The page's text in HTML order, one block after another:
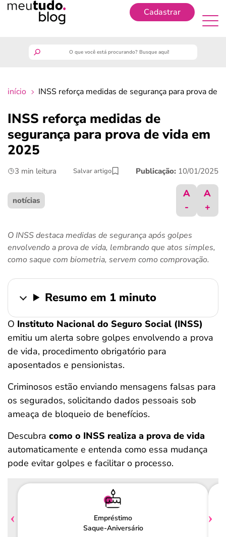
Cadastrar
finanças
benefícios
últimas notícias
ferramentas
início INSS reforça medidas de segurança para prova de
INSS reforça medidas de
segurança para prova de vida em
2025
3 min leitura Salvar artigo Publicação: 10/01/2025
notícias
A
-
A
+
O INSS destaca medidas de segurança após golpes
envolvendo a prova de vida, lembrando que atos simples,
como saque com biometria, servem como comprovação.
Resumo em 1 minuto
O Instituto Nacional do Seguro Social (INSS)
emitiu um alerta sobre golpes envolvendo a prova
de vida, procedimento obrigatório para
aposentados e pensionistas.
Criminosos estão enviando mensagens falsas para
os segurados, solicitando dados pessoais sob
ameaça de bloqueio de benefícios.
Descubra como o INSS realiza a prova de vida
automaticamente e entenda como essa mudança
pode evitar golpes e facilitar o processo.
Empréstimo
Saque-Aniversário